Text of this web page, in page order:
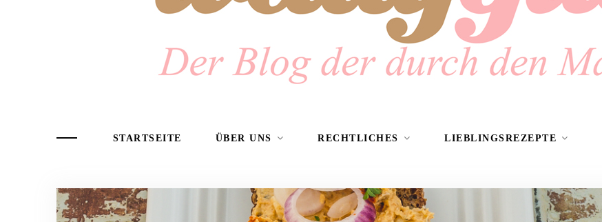
STARTSEITE ÜBER UNS RECHTLICHES LIEBLINGSREZEPTE